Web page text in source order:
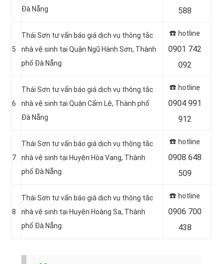
Đà Nẵng
588
5
Thái Sơn tư vấn báo giá dịch vụ thông tắc
nhà vệ sinh tại Quận Ngũ Hành Sơn, Thành
phố Đà Nẵng
☎️ hotline
0901 742
092
6
Thái Sơn tư vấn báo giá dịch vụ thông tắc
nhà vệ sinh tại Quận Cẩm Lệ, Thành phố
Đà Nẵng
☎️ hotline
0904 991
912
7
Thái Sơn tư vấn báo giá dịch vụ thông tắc
nhà vệ sinh tại Huyện Hòa Vang, Thành
phố Đà Nẵng
☎️ hotline
0908 648
509
8
Thái Sơn tư vấn báo giá dịch vụ thông tắc
nhà vệ sinh tại Huyện Hoàng Sa, Thành
phố Đà Nẵng
☎️ hotline
0906 700
438